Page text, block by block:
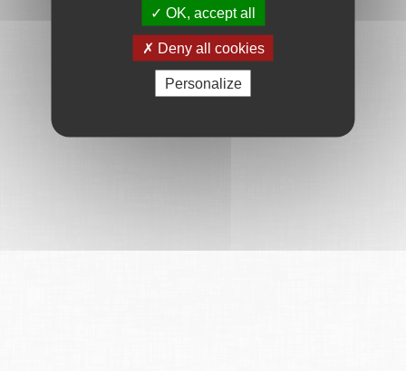
OK, accept all
Deny all cookies
Personalize